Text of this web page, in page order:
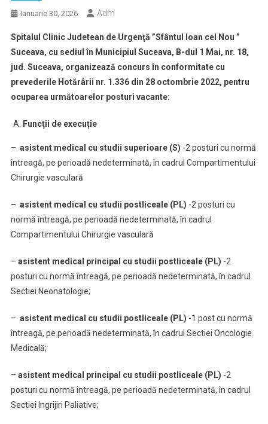
Ianuarie 30, 2026 Adm
Spitalul Clinic Judetean de Urgenţă ”Sfântul Ioan cel Nou ”
Suceava, cu sediul în Municipiul Suceava, B-dul 1 Mai, nr. 18,
jud. Suceava, organizează concurs în conformitate cu
prevederile Hotărârii nr. 1.336 din 28 octombrie 2022, pentru
ocuparea următoarelor posturi vacante:
Funcţii de execuție
– asistent medical cu studii superioare (S) -2 posturi cu normă
întreagă, pe perioadă nedeterminată, în cadrul Compartimentului
Chirurgie vasculară
– asistent medical cu studii postliceale (PL) -2 posturi cu
normă întreagă, pe perioadă nedeterminată, în cadrul
Compartimentului Chirurgie vasculară
– asistent medical principal cu studii postliceale (PL) -2
posturi cu normă întreagă, pe perioadă nedeterminată, în cadrul
Sectiei Neonatologie;
– asistent medical cu studii postliceale (PL) -1 post cu normă
întreagă, pe perioadă nedeterminată, în cadrul Sectiei Oncologie
Medicală;
– asistent medical principal cu studii postliceale (PL) -2
posturi cu normă întreagă, pe perioadă nedeterminată, în cadrul
Sectiei Ingrijiri Paliative;